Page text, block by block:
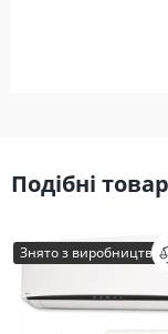
Подібні
Знято з виробництва